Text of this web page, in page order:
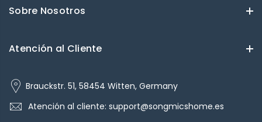
Sobre Nosotros
Atención al Cliente
Brauckstr. 51, 58454 Witten, Germany
Atención al cliente: support@songmicshome.es